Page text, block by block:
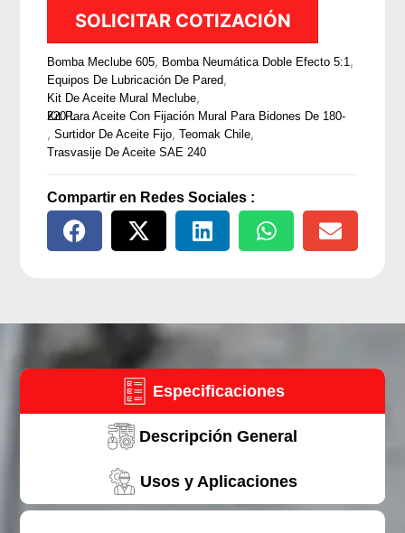
aceite
con
fijación
mural
para
bidones
de
220
l
cantidad
SOLICITAR COTIZACIÓN
Bomba Meclube 605, Bomba Neumática Doble Efecto 5:1,
Equipos De Lubricación De Pared,
Kit De Aceite Mural Meclube,
Kit Para Aceite Con Fijación Mural Para Bidones De 180-220 L
, Surtidor De Aceite Fijo, Teomak Chile,
Trasvasije De Aceite SAE 240
Compartir en Redes Sociales :
Especificaciones
Descripción General
Usos y Aplicaciones